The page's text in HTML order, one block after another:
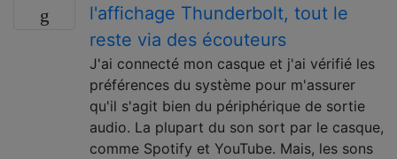
l'affichage Thunderbolt, tout le
reste via des écouteurs
J'ai connecté mon casque et j'ai vérifié les
préférences du système pour m'assurer
qu'il s'agit bien du périphérique de sortie
audio. La plupart du son sort par le casque,
comme Spotify et YouTube. Mais, les sons